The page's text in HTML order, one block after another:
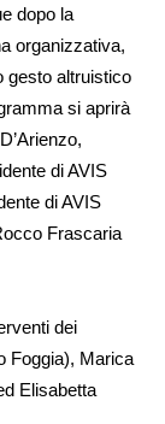
dopo la
organizzativa,
gesto altruistico
si aprirà
di AVIS
di AVIS
Frascaria
dei
Foggia), Marica
Elisabetta